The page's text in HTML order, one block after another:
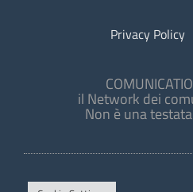
Privacy Policy
il Network dei
Non è una